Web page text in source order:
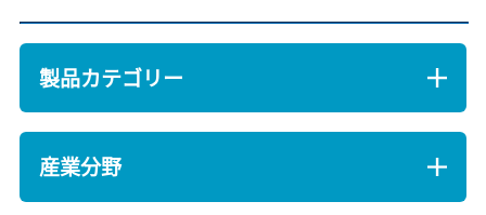
製品カテゴリー
産業分野